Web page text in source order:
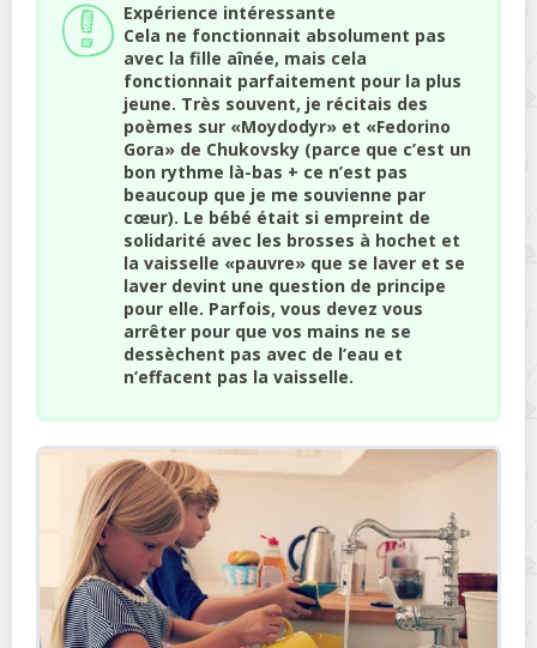
Expérience intéressante
Cela ne fonctionnait absolument pas
avec la fille aînée, mais cela
fonctionnait parfaitement pour la plus
jeune. Très souvent, je récitais des
poèmes sur «Moydodyr» et «Fedorino
Gora» de Chukovsky (parce que c’est un
bon rythme là-bas + ce n’est pas
beaucoup que je me souvienne par
cœur). Le bébé était si empreint de
solidarité avec les brosses à hochet et
la vaisselle «pauvre» que se laver et se
laver devint une question de principe
pour elle. Parfois, vous devez vous
arrêter pour que vos mains ne se
dessèchent pas avec de l’eau et
n’effacent pas la vaisselle.